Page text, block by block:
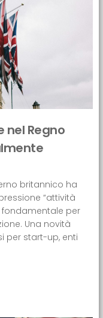
nel Regno
britannico ha
“attività
per
Una novità
per start-up, enti